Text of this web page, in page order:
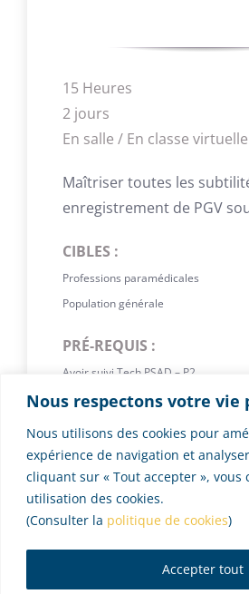
Nous respectons votre vie
Nous utilisons des cookies pour
expérience de navigation et
cliquant sur « Tout accepter », vous
utilisation des cookies.
(Consulter la politique de cookies)
Accepter tout
15 Heures
2 jours
En salle / En classe virtuelle
Maîtriser toutes les
enregistrement de PGV
CIBLES :
Professions paramédicales
Population générale
PRÉ-REQUIS :
Avoir suivi Tech PSAD – P2
Disposer d’un équipement
AU PROGRAMME :
Maîtriser la lecture de la
Connaître les normes de
Interpréter des données de
polygraphie ventilatoire